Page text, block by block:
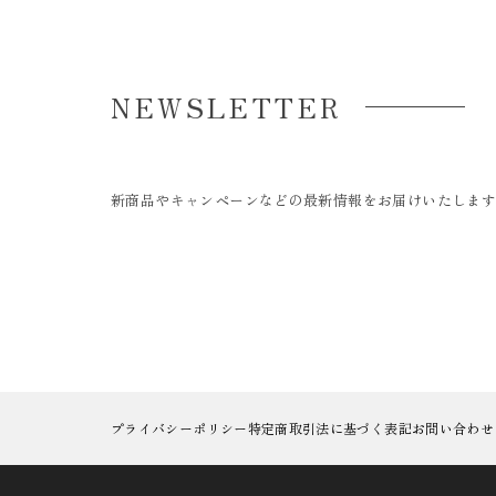
NEWSLETTER
新商品やキャンペーンなどの最新情報をお届けいたしま
プライバシーポリシー特定商取引法に基づく表記お問い合わせ